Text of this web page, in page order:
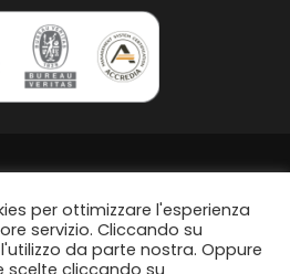
Privacy Policy
di parità di genere
per ottimizzare l'esperienza
servizio. Cliccando su
da parte nostra. Oppure
scelte cliccando su